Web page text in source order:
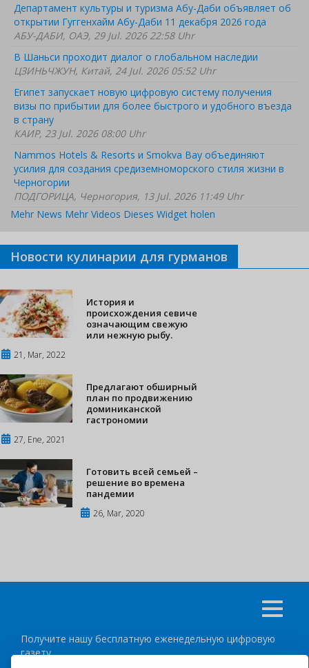
Департамент культуры и туризма Абу-Даби объявляет об
открытии Гуггенхайм Абу-Даби 11 декабря 2026 года
АБУ-ДАБИ, ОАЭ, 29 Jul. 2026 22:58 Uhr
В Шаньси проходит диалог о глобальном наследии
ЦЗИНЬЧЖУН, Китай, 24 Jul. 2026 05:52 Uhr
Египет запускает новую цифровую систему получения
визы по прибытии для более быстрого и удобного въезда
в страну
КАИР, 23 Jul. 2026 08:00 Uhr
Nammos Hotels & Resorts и Smokva Bay объединяют
усилия для создания средиземноморского стиля жизни в
Черногории
ПОДГОРИЦА, Черногория, 13 Jul. 2026 11:49 Uhr
Mehr News Mehr Videos Dieses Widget holen
Новости кулинарии для гурманов
История и
происхождения севиче
означающим свежую
или нежную рыбу.
21, Mar, 2022
Предлагают обширный
план по продвижению
доминиканской
гастрономии
27, Ene, 2021
Готовить всей семьей –
решение во времена
пандемии
26, Mar, 2020
Получите нашу бесплатную еженедельную цифровую
газету